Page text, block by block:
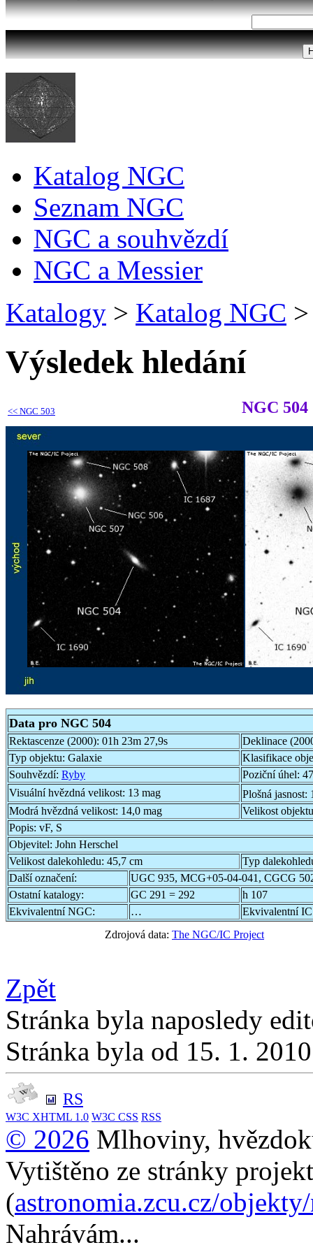
Katalog NGC
Seznam NGC
NGC a souhvězdí
NGC a Messier
Katalogy > Katalog NGC >
Výsledek hledání
<< NGC 503 NGC 504
Data pro NGC 504
Rektascenze (2000): 01h 23m 27,9s
Deklinace
Typ objektu: Galaxie
Klasifikace
Souhvězdí: Ryby Poziční úhel:
Visuální hvězdná velikost: 13 mag Plošná jasnost:
Modrá hvězdná velikost: 14,0 mag
Velikost
Popis: vF, S
Objevitel: John Herschel
Velikost dalekohledu: 45,7 cm
Typ
Další označení:
UGC 935, MCG+05-04-041, CGCG
Ostatní katalogy:
GC 291 = 292
h 107
Ekvivalentní NGC:
…
Ekvivalentní
Zdrojová data: The NGC/IC Project
Zpět
Stránka byla naposledy
Stránka byla od 15. 1.
RS
W3C XHTML 1.0 W3C CSS RSS
© 2026 Mlhoviny,
Vytištěno ze stránky
(astronomia.zcu.cz/
Nahrávám...